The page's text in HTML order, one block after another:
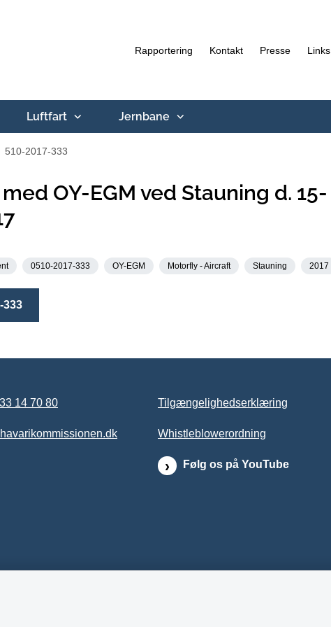
Rapportering Kontakt Presse Links
Luftfart Jernbane
510-2017-333
OY-EGM ved Stauning d. 15-
0510-2017-333 OY-EGM Motorfly - Aircraft Stauning 2017
333
14 70 80 Tilgængelighedserklæring
Whistleblowerordning
Følg os på YouTube